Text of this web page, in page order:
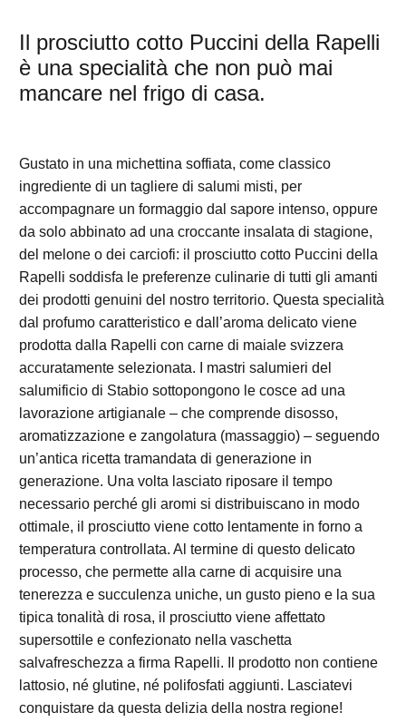
Il prosciutto cotto Puccini della Rapelli
è una specialità che non può mai
mancare nel frigo di casa.
Gustato in una michettina soffiata, come classico
ingrediente di un tagliere di salumi misti, per
accompagnare un formaggio dal sapore intenso, oppure
da solo abbinato ad una croccante insalata di stagione,
del melone o dei carciofi: il prosciutto cotto Puccini della
Rapelli soddisfa le preferenze culinarie di tutti gli amanti
dei prodotti genuini del nostro territorio. Questa specialità
dal profumo caratteristico e dall’aroma delicato viene
prodotta dalla Rapelli con carne di maiale svizzera
accuratamente selezionata. I mastri salumieri del
salumificio di Stabio sottopongono le cosce ad una
lavorazione artigianale – che comprende disosso,
aromatizzazione e zangolatura (massaggio) – seguendo
un’antica ricetta tramandata di generazione in
generazione. Una volta lasciato riposare il tempo
necessario perché gli aromi si distribuiscano in modo
ottimale, il prosciutto viene cotto lentamente in forno a
temperatura controllata. Al termine di questo delicato
processo, che permette alla carne di acquisire una
tenerezza e succulenza uniche, un gusto pieno e la sua
tipica tonalità di rosa, il prosciutto viene affettato
supersottile e confezionato nella vaschetta
salvafreschezza a firma Rapelli. Il prodotto non contiene
lattosio, né glutine, né polifosfati aggiunti. Lasciatevi
conquistare da questa delizia della nostra regione!